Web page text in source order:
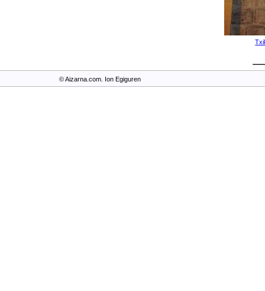
© Aizarna.com. Ion Egiguren